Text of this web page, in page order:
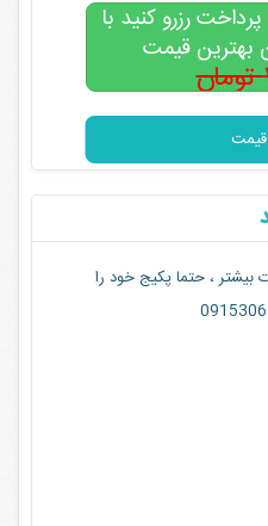
رزرو کنید با
بهترین قیمت
تومان
قیمت
بیشتر ، حتما پکیج خود را